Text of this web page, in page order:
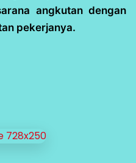
angkutan dengan
pekerjanya.